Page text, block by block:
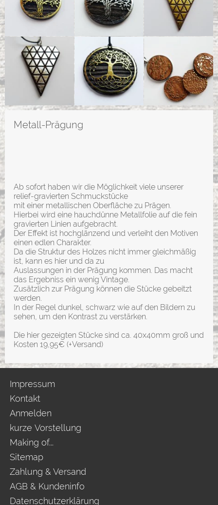
Metall-Prägung
Ab sofort haben wir die Möglichkeit viele unserer
relief-gravierten Schmuckstücke
mit einer metallischen Oberfläche zu Prägen.
Hierbei wird eine hauchdünne Metallfolie auf die fein
gravierten Linien aufgebracht.
Der Effekt ist hochglänzend und verleiht den Motiven
einen edlen Charakter.
Da die Struktur des Holzes nicht immer gleichmäßig
ist, kann es hier und da zu
Auslassungen in der Prägung kommen. Das macht
das Ergebniss ein wenig Vintage.
Zusätzlich zur Prägung können die Stücke gebeitzt
werden.
In der Regel dunkel, schwarz wie auf den Bildern zu
sehen, um den Kontrast zu verstärken.
Die hier gezeigten Stücke sind ca. 40x40mm groß und
Kosten 19,95€ (+Versand)
Impressum
Kontakt
Anmelden
kurze Vorstellung
Making of...
Sitemap
Zahlung & Versand
AGB & Kundeninfo
Datenschutzerklärung